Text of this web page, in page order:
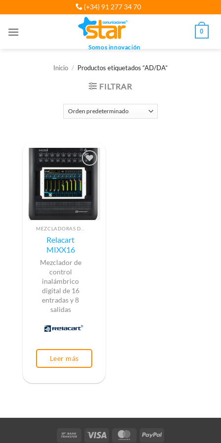
al
(+34) 91 277 34 70
Somos innovación
0
Inicio / Productos etiquetados “AD/DA”
FILTRAR
Relacart
MIXX16
Mezclador de
control
inalámbrico
digital de 16
entradas y 8
salidas
Leer más
Bank
Visa MasterCardPayPal